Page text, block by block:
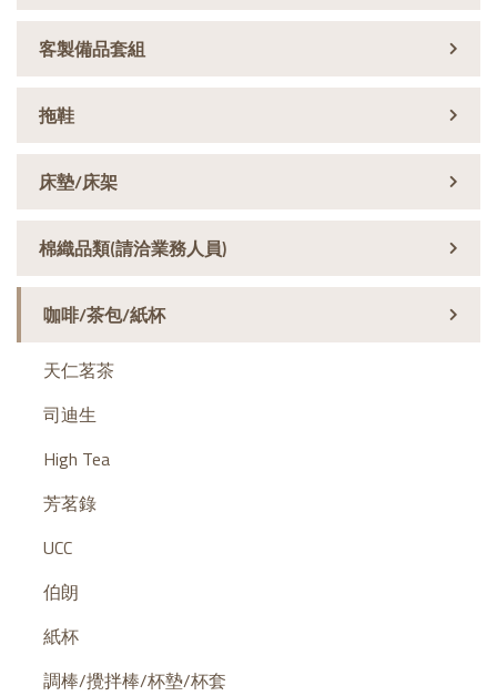
客製備品套組
拖鞋
床墊/床架
棉織品類(請洽業務人員)
咖啡/茶包/紙杯
天仁茗茶
司迪生
High Tea
芳茗錄
UCC
伯朗
紙杯
調棒/攪拌棒/杯墊/杯套